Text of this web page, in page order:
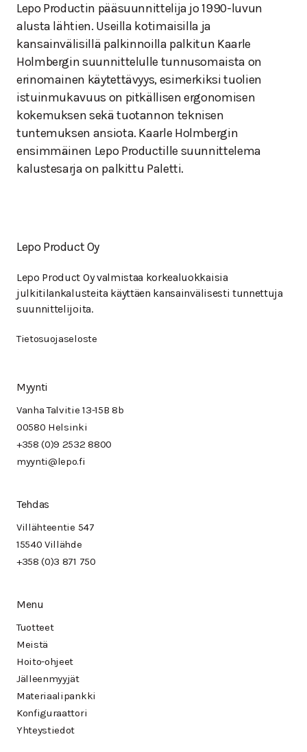
Lepo Productin pääsuunnittelija jo 1990-luvun
alusta lähtien. Useilla kotimaisilla ja
kansainvälisillä palkinnoilla palkitun Kaarle
Holmbergin suunnittelulle tunnusomaista on
erinomainen käytettävyys, esimerkiksi tuolien
istuinmukavuus on pitkällisen ergonomisen
kokemuksen sekä tuotannon teknisen
tuntemuksen ansiota. Kaarle Holmbergin
ensimmäinen Lepo Productille suunnittelema
kalustesarja on palkittu Paletti.
Lepo Product Oy
Lepo Product Oy valmistaa korkealuokkaisia
julkitilankalusteita käyttäen kansainvälisesti tunnettuja
suunnittelijoita.
Tietosuojaseloste
Myynti
Vanha Talvitie 13-15B 8b
00580 Helsinki
+358 (0)9 2532 8800
myynti@lepo.fi
Tehdas
Villähteentie 547
15540 Villähde
+358 (0)3 871 750
Menu
Tuotteet
Meistä
Hoito-ohjeet
Jälleenmyyjät
Materiaalipankki
Konfiguraattori
Yhteystiedot